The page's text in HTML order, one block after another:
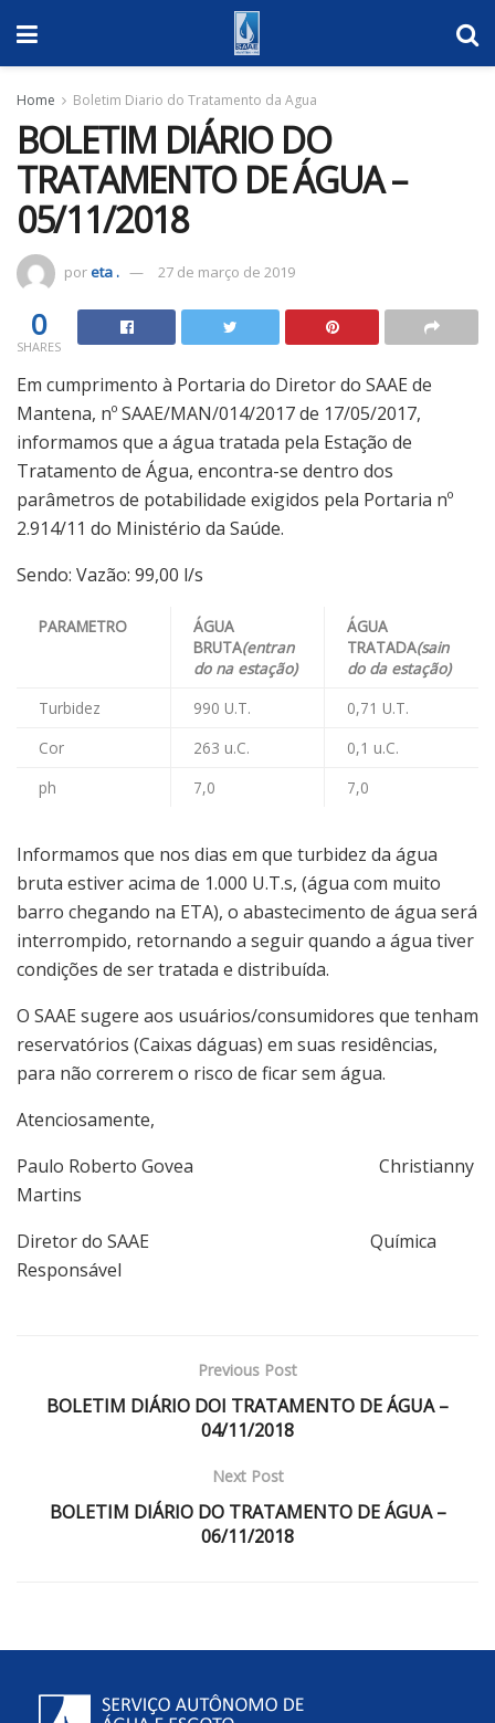
Home Boletim Diario do Tratamento da Agua
BOLETIM DIÁRIO DO
TRATAMENTO DE ÁGUA –
05/11/2018
poreta . 27 de março de 2019
0
SHARES
Em cumprimento à Portaria do Diretor do SAAE de
Mantena, nº SAAE/MAN/014/2017 de 17/05/2017,
informamos que a água tratada pela Estação de
Tratamento de Água, encontra-se dentro dos
parâmetros de potabilidade exigidos pela Portaria nº
2.914/11 do Ministério da Saúde.
Sendo: Vazão: 99,00 l/s
PARAMETRO
ÁGUA
BRUTA(entran
do na estação)
ÁGUA
TRATADA(sain
do da estação)
Turbidez
990 U.T.
0,71 U.T.
Cor
263 u.C.
0,1 u.C.
ph
7,0 7,0
Informamos que nos dias em que turbidez da água
bruta estiver acima de 1.000 U.T.s, (água com muito
barro chegando na ETA), o abastecimento de água será
interrompido, retornando a seguir quando a água tiver
condições de ser tratada e distribuída.
O SAAE sugere aos usuários/consumidores que tenham
reservatórios (Caixas dáguas) em suas residências,
para não correrem o risco de ficar sem água.
Atenciosamente,
Paulo Roberto Govea Christianny
Martins
Diretor do SAAE Química
Responsável
Previous Post
BOLETIM DIÁRIO DOI TRATAMENTO DE ÁGUA –
04/11/2018
Next Post
BOLETIM DIÁRIO DO TRATAMENTO DE ÁGUA –
06/11/2018